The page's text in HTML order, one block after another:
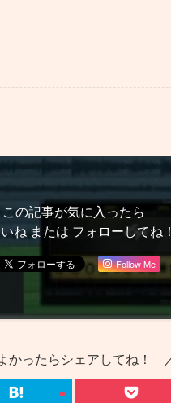
この記事が気に入ったら
ね または フォローしてね！
Follow Me
かったらシェアしてね！